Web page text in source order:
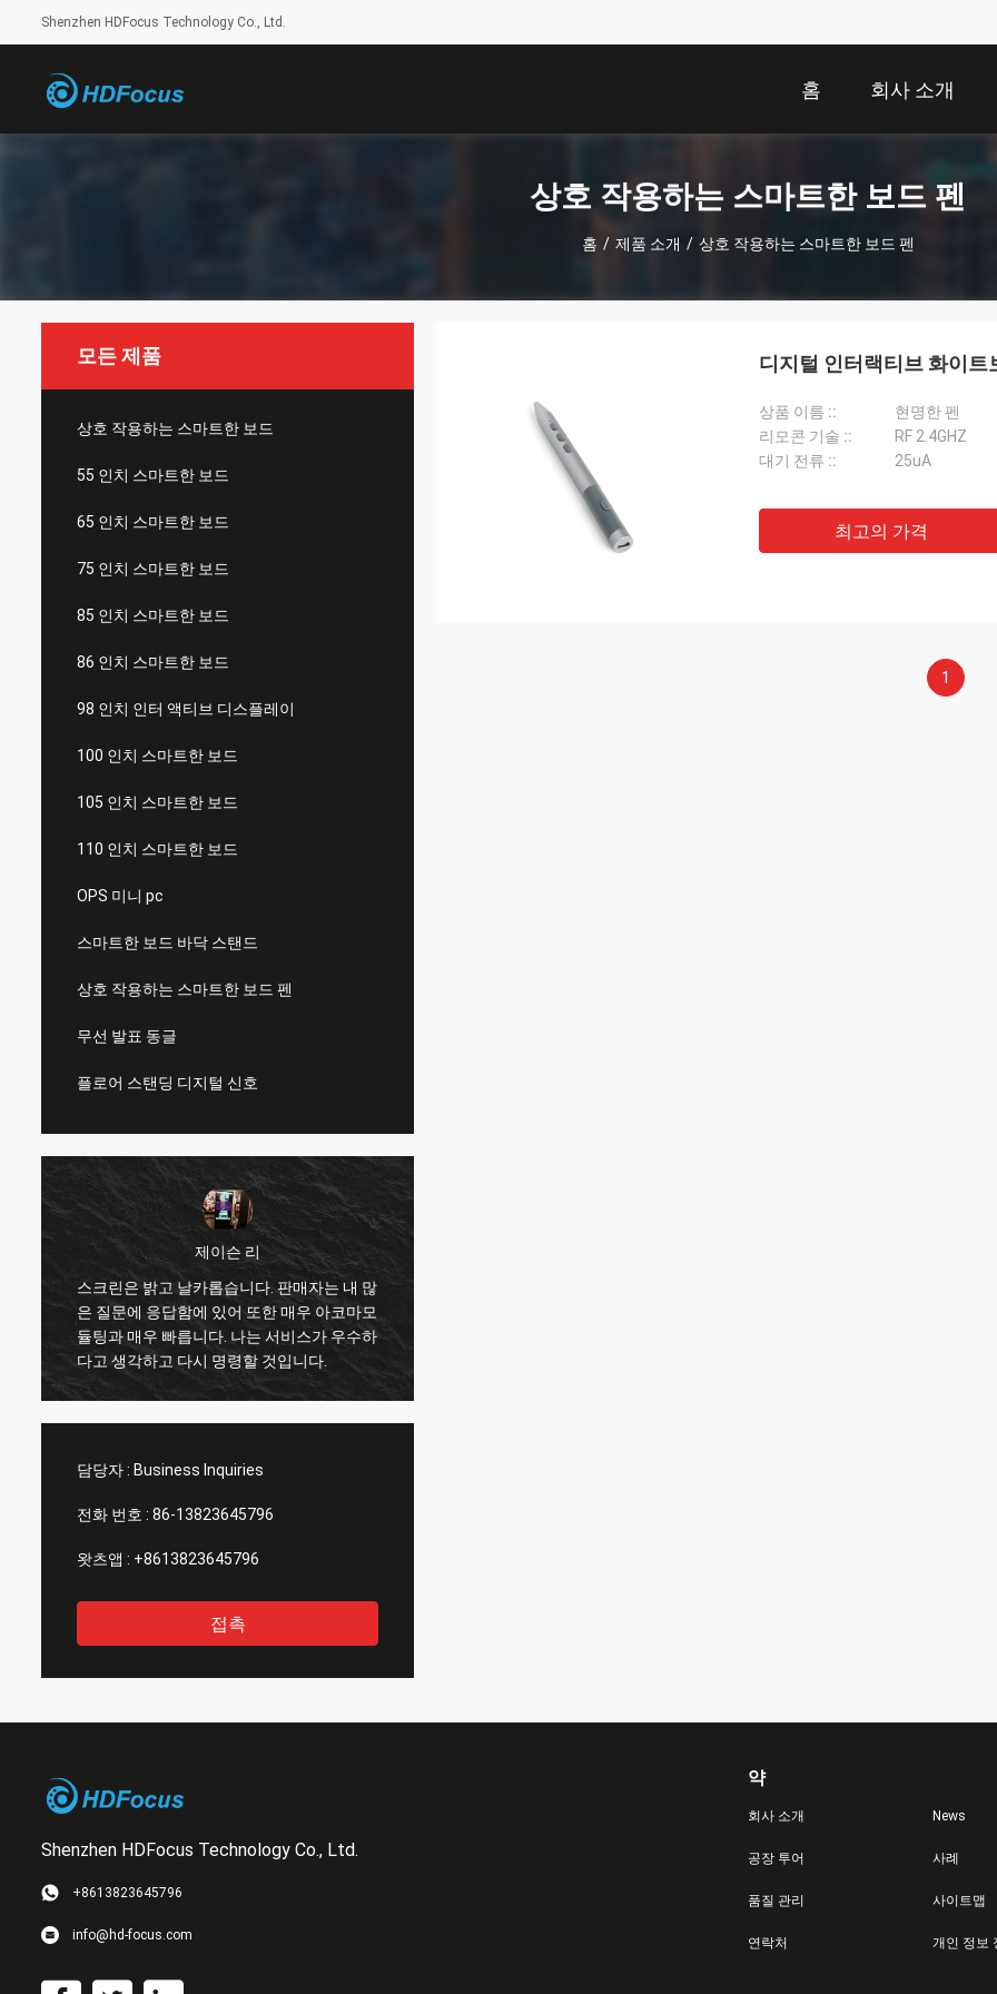
Shenzhen HDFocus Technology Co., Ltd.
홈 회사 소개
상호 작용하는 스마트한 보드 펜
홈 / 제품 소개 / 상호 작용하는 스마트한 보드 펜
모든 제품
상호 작용하는 스마트한 보드
55 인치 스마트한 보드
65 인치 스마트한 보드
75 인치 스마트한 보드
85 인치 스마트한 보드
86 인치 스마트한 보드
98 인치 인터 액티브 디스플레이
100 인치 스마트한 보드
105 인치 스마트한 보드
110 인치 스마트한 보드
OPS 미니 pc
스마트한 보드 바닥 스탠드
상호 작용하는 스마트한 보드 펜
무선 발표 동글
플로어 스탠딩 디지털 신호
제이슨 리
스크린은 밝고 날카롭습니다. 판매자는 내 많
은 질문에 응답함에 있어 또한 매우 아코마모
듈팅과 매우 빠릅니다. 나는 서비스가 우수하
다고 생각하고 다시 명령할 것입니다.
담당자 : Business Inquiries
전화 번호 : 86-13823645796
왓츠앱 : +8613823645796
접촉
디지털 인터랙티브 화이트
상품 이름 ::
현명한 펜
리모콘 기술 ::
RF 2.4GHZ
대기 전류 ::
25uA
최고의 가격
1
Shenzhen HDFocus Technology Co., Ltd.
+8613823645796
info@hd-focus.com
약
회사 소개
공장 투어
품질 관리
연락처
News
사례
사이트맵
개인 정보